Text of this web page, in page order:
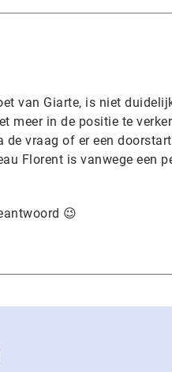
van Giarte, is niet
meer in de positie te
vraag of er een
Florent is vanwege een
😉